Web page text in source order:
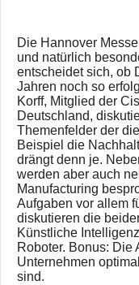
Die Hannover
und natürlich
entscheidet sich, ob
Jahren noch so
Korff, Mitglied der
Deutschland,
Themenfelder der
Beispiel die
drängt denn je.
werden aber auch
Manufacturing
Aufgaben vor allem
diskutieren die
Künstliche
Roboter. Bonus: Die
Unternehmen
sind.